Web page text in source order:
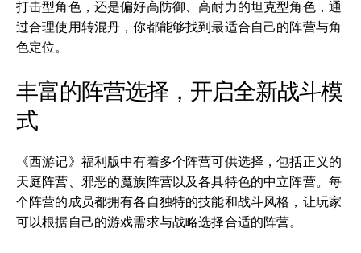
打击型角色，还是偏好高防御、高耐力的坦克型角色，通
过合理使用转混丹，你都能够找到最适合自己的阵营与角
色定位。
丰富的阵营选择，开启全新战斗模
式
《西游记》福利版中有着多个阵营可供选择，包括正义的
天庭阵营、邪恶的魔族阵营以及各具特色的中立阵营。每
个阵营的成员都拥有各自独特的技能和战斗风格，让玩家
可以根据自己的游戏需求与战略选择合适的阵营。